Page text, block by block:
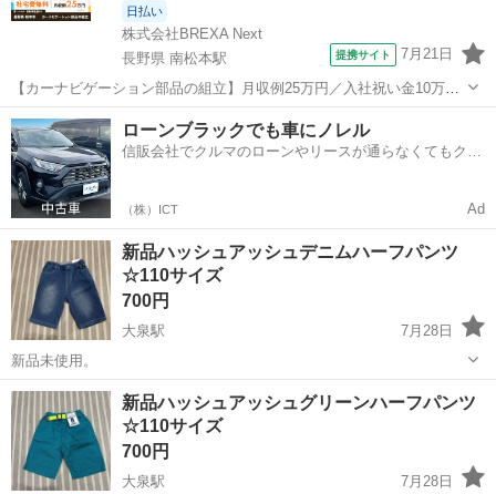
日払い
株式会社BREXA Next
長野県 南松本駅
提携サイト 7月21日
【カーナビゲーション部品の組立】月収例25万円／入社祝い金10万
円！／うれしい土日祝休み★年間休日125日／稼げる夜勤専属！日払い
OK！ 人気の工場のお仕事 ◇カーナビゲーション部品の組立◇ ■ 業務
内容 車載用カーナビゲ...
長野 松本市 南松本駅 その他
ローンブラックでも車にノレル
信販会社でクルマのローンやリースが通らなくてもクル
（株）ICT Ad
新品ハッシュアッシュデニムハーフパンツ
☆110サイズ
700円
大泉駅
7月28日
新品未使用。
富山 富山市 大泉駅 新品
新品ハッシュアッシュグリーンハーフパンツ
☆110サイズ
700円
大泉駅
7月28日